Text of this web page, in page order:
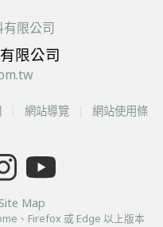
限公司
網站導覽
網站使用條
Site Map
、Firefox 或 Edge 以上版本